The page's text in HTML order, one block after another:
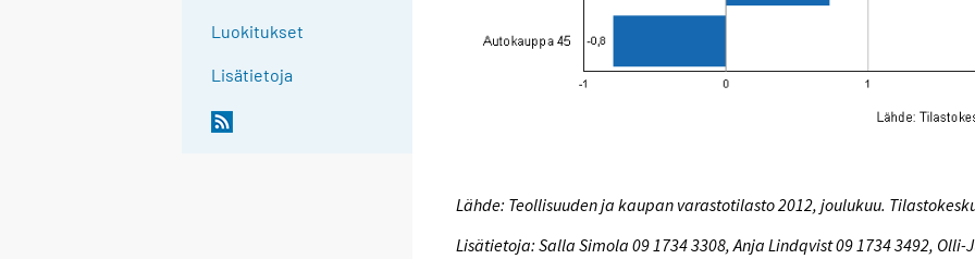
Luokitukset
Lisätietoja
Lähde: Teollisuuden ja kaupan varastotilasto 2012, joulukuu.
Lisätietoja: Salla Simola 09 1734 3308, Anja Lindqvist 09 1734 3492, Olli-